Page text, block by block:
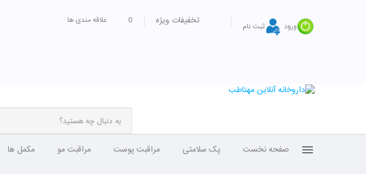
ورود ثبت نام تخفیفات ویژه 0 علاقه مندی ها
صفحه نخست پک سلامتی مراقبت پوست مراقبت مو مکمل ها